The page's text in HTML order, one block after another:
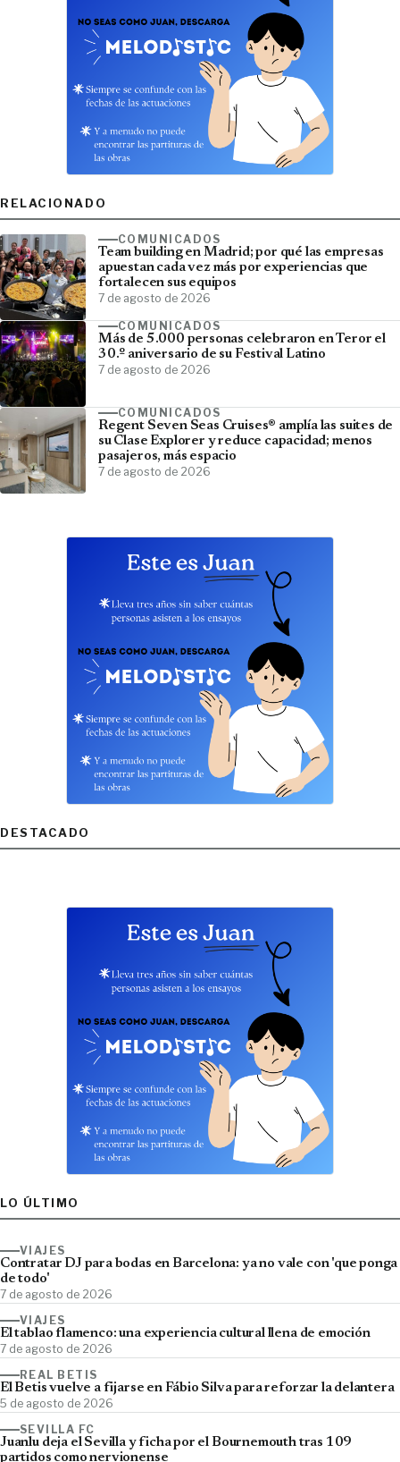
RELACIONADO
COMUNICADOS
Team building en Madrid; por qué las empresas
apuestan cada vez más por experiencias que
fortalecen sus equipos
7 de agosto de 2026
COMUNICADOS
Más de 5.000 personas celebraron en Teror el
30.º aniversario de su Festival Latino
7 de agosto de 2026
COMUNICADOS
Regent Seven Seas Cruises® amplía las suites de
su Clase Explorer y reduce capacidad; menos
pasajeros, más espacio
7 de agosto de 2026
DESTACADO
LO ÚLTIMO
VIAJES
Contratar DJ para bodas en Barcelona: ya no vale con 'que ponga
de todo'
7 de agosto de 2026
VIAJES
El tablao flamenco: una experiencia cultural llena de emoción
7 de agosto de 2026
REAL BETIS
El Betis vuelve a fijarse en Fábio Silva para reforzar la delantera
5 de agosto de 2026
SEVILLA FC
Juanlu deja el Sevilla y ficha por el Bournemouth tras 109
partidos como nervionense